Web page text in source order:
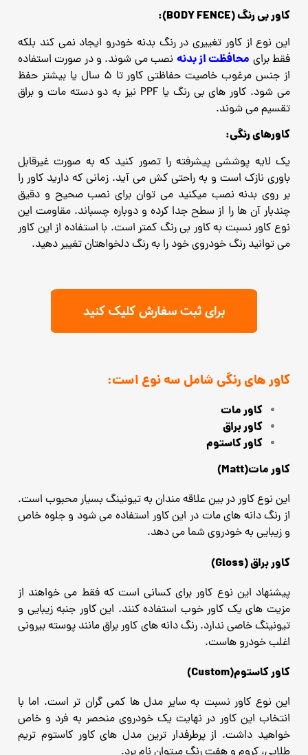
کاور بی رنگ (BODY FENCE):
این نوع از کاور تغییری در رنگ بدنه خودرو ایجاد نمی کند بلکه
فقط برای محافظت از بدنه نصب می شوند. و در صورت استفاده
از جنس مرغوب خاصیت حفاظتی کاور تا 5 سال یا بیشتر حفظ
می شود. کاور های بی رنگ یا PPF نیز به دو دسته مات و براق
تقسیم می شوند.
کاورهای رنگی:
یک لایه پوششی پیشرفته را تصور کنید که به صورت غیرقابل
باوری نازک است و به راحتی کش می آید. زمانی که دارید کاور را
بر روی بدنه نصب میکنید می توان برای نصب صحیح و دقیق
چندبار آن ها را از سطح جدا کرده و دوباره چسباند. مقاومت این
نوع کاور نسبت به کاور بی رنگ کمتر است. با استفاده از این کاور
می توانید رنگ خودروی خود را به رنگ دلخواهتان تغییر دهید.
کاور های رنگی شامل سه نوع است:
کاور مات
کاور براق
کاور کاستوم
کاور مات(Matt)
این نوع کاور در بین علاقه مندان به تیونینگ بسیار محبوب است.
از رنگ دانه های مات در این کاور استفاده می شود و جلوه خاص
و زیبایی به خودروی شما می دهد.
کاور براق (Gloss)
پیشنهاد این نوع کاور برای کسانی است که فقط می خواهند از
مزیت های یک کاور خوب استفاده کنند. این کاور جنبه زیبایی و
تیونینگ خاصی ندارد. رنگ دانه های کاور براق مانند پوسته بیرونی
اغلب خودرو هاست.
کاور کاستوم(Custom)
این نوع کاور نسبت به سایر مدل ها کمی گران تر است. اما با
انتخاب این کاور در نهایت یک خودروی منحصر به فرد و خاص
خواهید داشت. از پرطرفدار ترین مدل های کاور کاستوم تریم